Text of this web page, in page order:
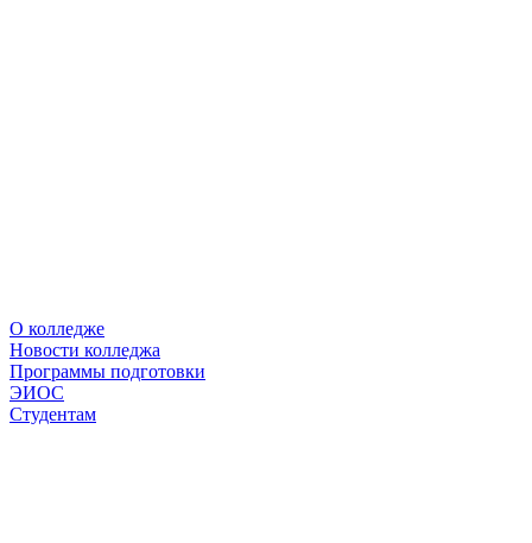
О колледже
Новости колледжа
Программы подготовки
ЭИОС
Студентам